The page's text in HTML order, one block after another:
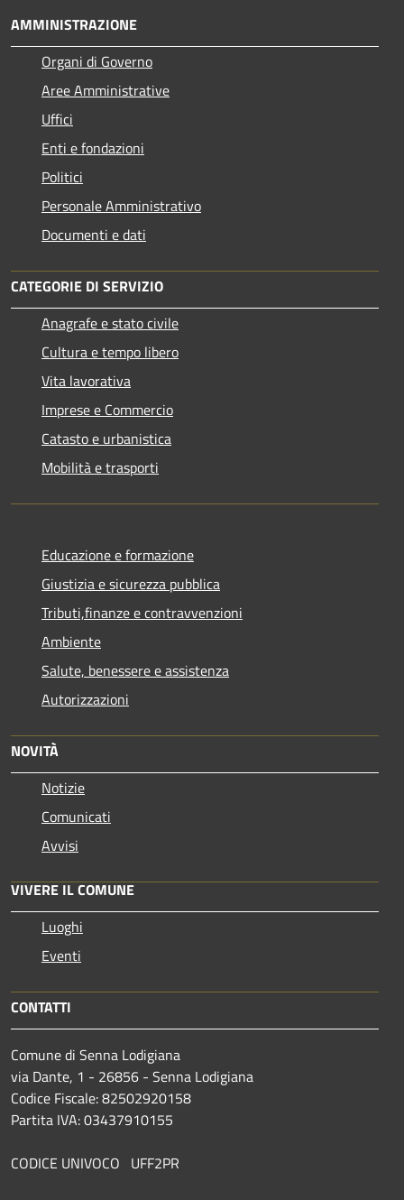
AMMINISTRAZIONE
Organi di Governo
Aree Amministrative
Uffici
Enti e fondazioni
Politici
Personale Amministrativo
Documenti e dati
CATEGORIE DI SERVIZIO
Anagrafe e stato civile
Cultura e tempo libero
Vita lavorativa
Imprese e Commercio
Catasto e urbanistica
Mobilità e trasporti
Educazione e formazione
Giustizia e sicurezza pubblica
Tributi,finanze e contravvenzioni
Ambiente
Salute, benessere e assistenza
Autorizzazioni
NOVITÀ
Notizie
Comunicati
Avvisi
VIVERE IL COMUNE
Luoghi
Eventi
CONTATTI
Comune di Senna Lodigiana
via Dante, 1 - 26856 - Senna Lodigiana
Codice Fiscale: 82502920158
Partita IVA: 03437910155
CODICE UNIVOCO UFF2PR